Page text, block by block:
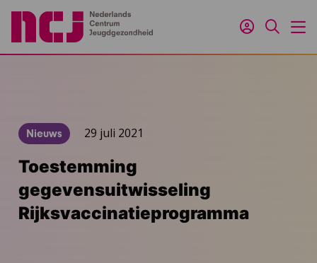
Inloggen
Zoeken
Nieuws 29 juli 2021
Toestemming
gegevensuitwisseling
Rijksvaccinatieprogramma